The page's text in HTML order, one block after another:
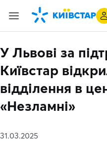
У Львові за
Київстар
відділення в
«Незламні»
31.03.2025